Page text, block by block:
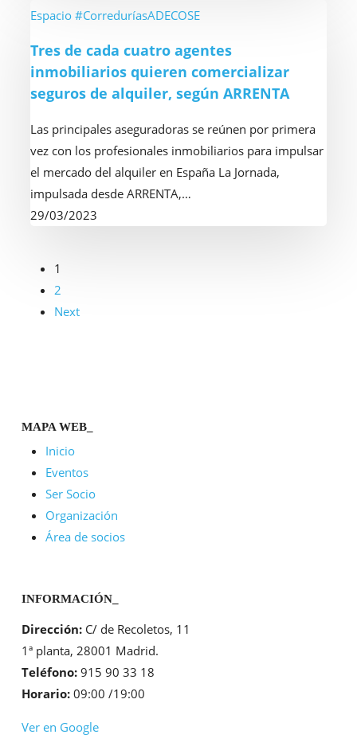
10%
2023,
según
los
semestrales
de
ARRENTA
Tres
cada
cuatro
agentes
quieren
comercializar
seguros
de
alquiler,
ARRENTA
Espacio #CorreduríasADECOSE
Tres de cada cuatro agentes
inmobiliarios quieren comercializar
seguros de alquiler, según ARRENTA
Las principales aseguradoras se reúnen por primera
vez con los profesionales inmobiliarios para impulsar
el mercado del alquiler en España La Jornada,
impulsada desde ARRENTA,…
29/03/2023
1
2
Next
MAPA WEB_
Inicio
Eventos
Ser Socio
Organización
Área de socios
INFORMACIÓN_
Dirección:C/ de Recoletos, 11
1ª planta, 28001 Madrid.
Teléfono:915 90 33 18
Horario:09:00 /19:00
Ver en Google